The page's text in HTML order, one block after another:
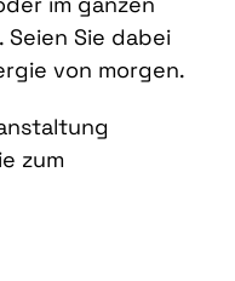
Sie dabei
von morgen.
zum